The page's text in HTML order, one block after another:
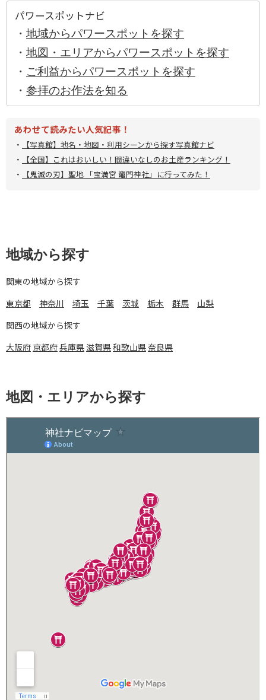
パワースポットナビ
・ 地域からパワースポットを探す
・ 地図・エリアからパワースポットを探す
・ ご利益からパワースポットを探す
・ 参拝のお作法を知る
あわせて読みたい人気記事！
・
【写真館】地名・地図・利用シーンから探す写真館ナビ
・
【全国】これはおいしい！間違いなしのお土産ランキング！
・
【鬼滅の刃】聖地 「宝満宮 竈門神社」に行ってみた！
地域から探す
関東の地域から探す
東京都
神奈川 埼玉 千葉 茨城 栃木 群馬
山梨
関西の地域から探す
大阪府 京都府兵庫県滋賀県和歌山県奈良県
地図・エリアから探す